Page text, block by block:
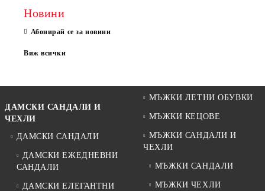
Новини
Абонирай се за новини
Виж всички
ДАМСКИ САНДАЛИ И
ЧЕХЛИ
ДАМСКИ САНДАЛИ
ДАМСКИ ЕЖЕДНЕВНИ
САНДАЛИ
ДАМСКИ ЕЛЕГАНТНИ
МЪЖКИ ЛЕТНИ ОБУВКИ
МЪЖКИ КЕЦОВЕ
МЪЖКИ САНДАЛИ И
ЧЕХЛИ
МЪЖКИ САНДАЛИ
МЪЖКИ ЧЕХЛИ